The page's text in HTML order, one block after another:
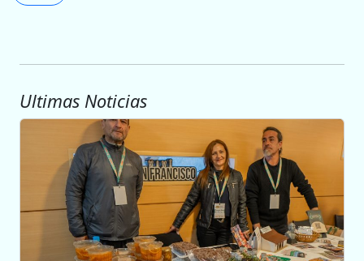
Ultimas Noticias